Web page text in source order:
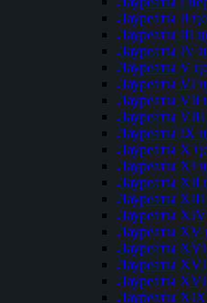
Лауреаты II
Лауреаты III
Лауреаты IV
Лауреаты V
Лауреаты VI
Лауреаты VII
Лауреаты
Лауреаты IX
Лауреаты Х
Лауреаты XI
Лауреаты XII
Лауреаты
Лауреаты
Лауреаты XV
Лауреаты
Лауреаты
Лауреаты
Лауреаты